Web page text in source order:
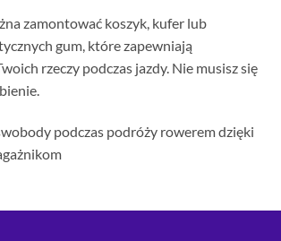
zamontować koszyk, kufer lub
gum, które zapewniają
rzeczy podczas jazdy. Nie musisz się
podczas podróży rowerem dzięki